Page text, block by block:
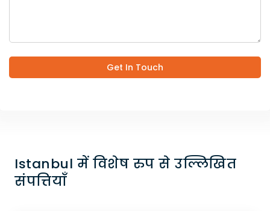
Get In Touch
Istanbul में विशेष रुप से उल्लिखित
संपत्तियाँ